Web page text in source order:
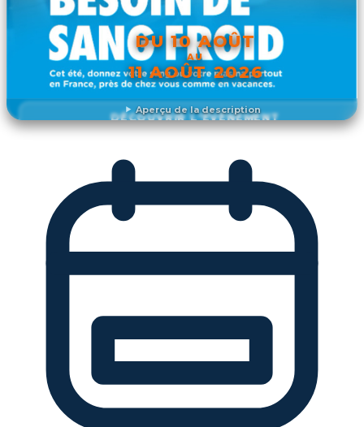
Aperçu de la description
DU 10 AOÛT
AU
11 AOÛT 2026
DÉCOUVRIR L'ÉVÉNEMENT